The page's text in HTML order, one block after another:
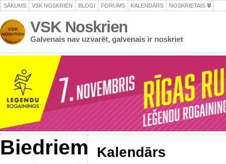
SĀKUMS VSK NOSKRIEN BLOGI FORUMS KALENDĀRS NOSKRIETAIS
VSK Noskrien
Galvenais nav uzvarēt, galvenais ir noskriet
Biedriem
Kalendārs